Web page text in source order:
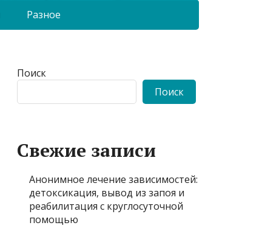
Разное
Поиск
Поиск
Свежие записи
Анонимное лечение зависимостей:
детоксикация, вывод из запоя и
реабилитация с круглосуточной
помощью